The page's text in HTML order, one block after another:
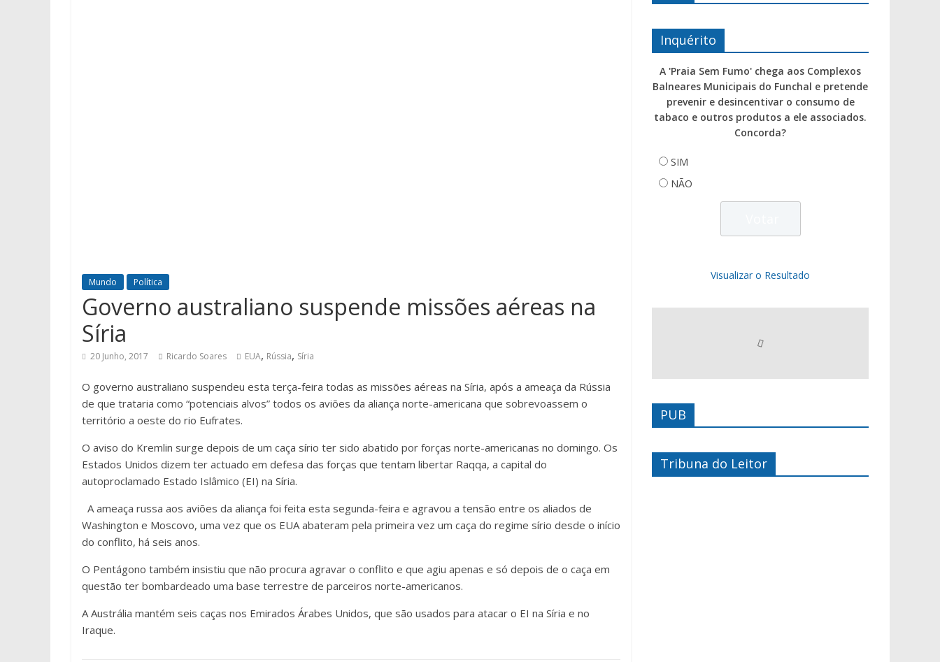
Mundo Política
Governo australiano suspende missões aéreas na
Síria
20 Junho, 2017 Ricardo Soares EUA, Rússia, Síria
O governo australiano suspendeu esta terça-feira todas as missões aéreas na Síria, após a ameaça da Rússia
de que trataria como “potenciais alvos” todos os aviões da aliança norte-americana que sobrevoassem o
território a oeste do rio Eufrates.
O aviso do Kremlin surge depois de um caça sírio ter sido abatido por forças norte-americanas no domingo. Os
Estados Unidos dizem ter actuado em defesa das forças que tentam libertar Raqqa, a capital do
autoproclamado Estado Islâmico (EI) na Síria.
A ameaça russa aos aviões da aliança foi feita esta segunda-feira e agravou a tensão entre os aliados de
Washington e Moscovo, uma vez que os EUA abateram pela primeira vez um caça do regime sírio desde o início
do conflito, há seis anos.
O Pentágono também insistiu que não procura agravar o conflito e que agiu apenas e só depois de o caça em
questão ter bombardeado uma base terrestre de parceiros norte-americanos.
A Austrália mantém seis caças nos Emirados Árabes Unidos, que são usados para atacar o EI na Síria e no
Iraque.
Inquérito
A 'Praia Sem Fumo' chega aos Complexos
Balneares Municipais do Funchal e pretende
prevenir e desincentivar o consumo de
tabaco e outros produtos a ele associados.
Concorda?
SIM
NÃO
Visualizar o Resultado
PUB
Tribuna do Leitor